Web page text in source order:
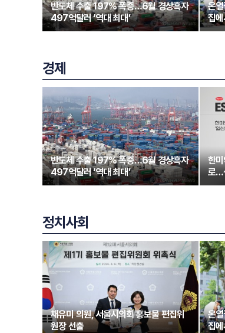
반도체 수출 197% 폭증…6월 경상흑자
497억달러 ‘역대 최대’
온
집
경제
반도체 수출 197% 폭증…6월 경상흑자
497억달러 ‘역대 최대’
한미
로…
정치사회
채유미 의원, 서울시의회 홍보물 편집위
원장 선출
온
집